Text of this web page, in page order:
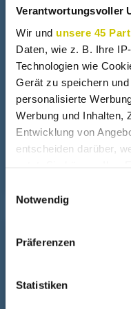
Verantwortungsvoller
Wir und unsere 45
Daten, wie z. B. Ihre
Technologien wie
Gerät zu speichern
personalisierte
Werbung und Inhalten,
Entwicklung von
entscheiden darüber,
Trigger Symbol ändern
Informationen
Ihr Gerät durch
Notwendig
Präferenzen
Statistiken
Fresnel Linse
Wasser mit
Fresnel
Brötchen
Solarheizung